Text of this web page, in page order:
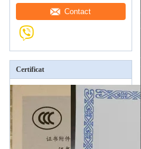
Contact
Certificat